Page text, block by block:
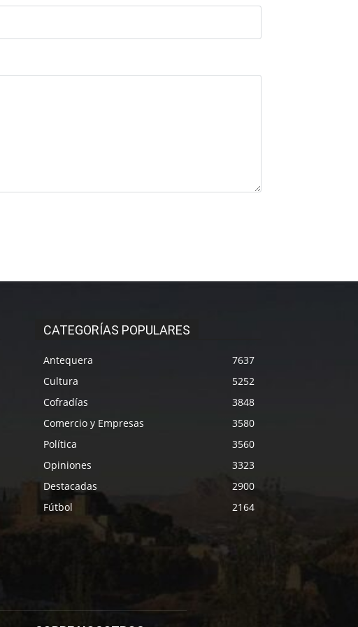
CATEGORÍAS POPULARES
Antequera
7637
Cultura
5252
Cofradías
3848
Comercio y Empresas
3580
Política
3560
Opiniones
3323
Destacadas
2900
Fútbol
2164